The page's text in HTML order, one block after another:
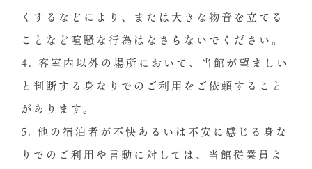
くするなどにより、または大きな物音を立てる
ことなど喧騒な行為はなさらないでください。
4. 客室内以外の場所において、当館が望ましい
と判断する身なりでのご利用をご依頼すること
があります。
5. 他の宿泊者が不快あるいは不安に感じる身な
りでのご利用や言動に対しては、当館従業員よ